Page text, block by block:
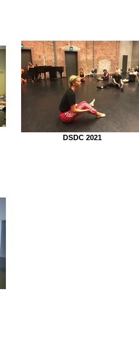
Back <<
DSDC 2021